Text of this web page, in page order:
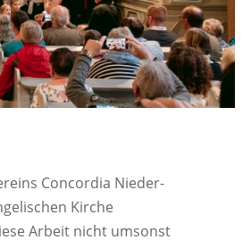
Concordia Nieder-
Kirche
Arbeit nicht umsonst